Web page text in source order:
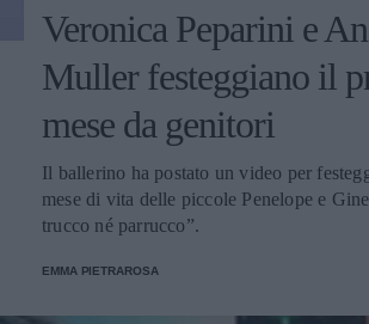
Veronica Peparini e
Muller festeggiano il
mese da genitori
Il ballerino ha postato un video per
mese di vita delle piccole Penelope e
trucco né parrucco”.
EMMA PIETRAROSA